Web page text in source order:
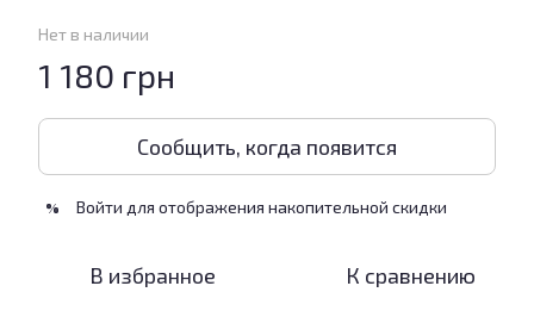
Нет в наличии
1 180 грн
Сообщить, когда появится
% Войти для отображения накопительной скидки
В избранное К сравнению